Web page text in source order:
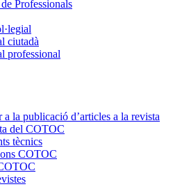
Professionals
ciutadà
professional
a la publicació d’articles a la revista
del COTOC
tècnics
COTOC